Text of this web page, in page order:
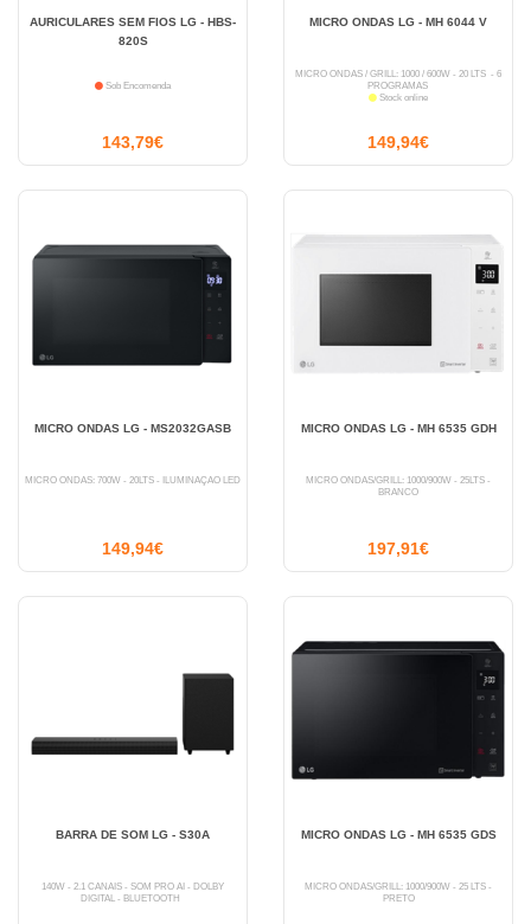
AURICULARES SEM FIOS LG - HBS-
820S
Sob Encomenda
143,79€
MICRO ONDAS LG - MH 6044 V
MICRO ONDAS / GRILL: 1000 / 600W - 20 LTS - 6
PROGRAMAS
Stock online
149,94€
MICRO ONDAS LG - MS2032GASB
MICRO ONDAS: 700W - 20LTS - ILUMINAÇÃO LED
149,94€
MICRO ONDAS LG - MH 6535 GDH
MICRO ONDAS/GRILL: 1000/900W - 25LTS -
BRANCO
197,91€
BARRA DE SOM LG - S30A
140W - 2.1 CANAIS - SOM PRO AI - DOLBY
DIGITAL - BLUETOOTH
MICRO ONDAS LG - MH 6535 GDS
MICRO ONDAS/GRILL: 1000/900W - 25 LTS -
PRETO